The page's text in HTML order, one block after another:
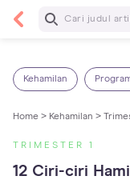
Kehamilan
Home > Kehamilan >
TRIMESTER 1
12 Ciri-ciri